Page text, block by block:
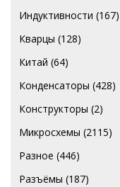
Индуктивности (167)
Кварцы (128)
Китай (64)
Конденсаторы (428)
Конструкторы (2)
Микросхемы (2115)
Разное (446)
Разъёмы (187)